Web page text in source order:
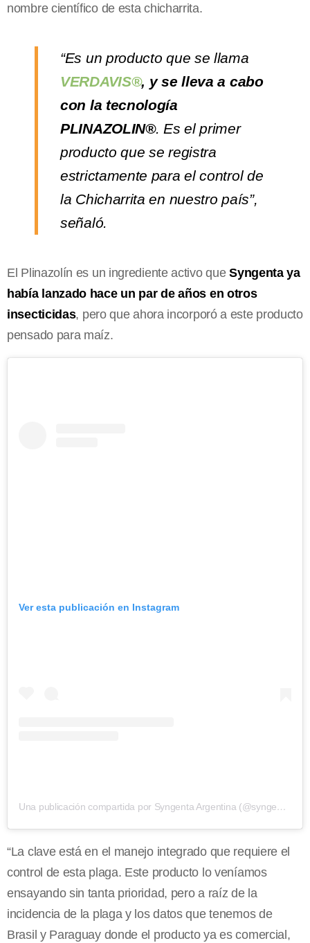
nombre científico de esta chicharrita.
“Es un producto que se llama
VERDAVIS®, y se lleva a cabo
con la tecnología
PLINAZOLIN®. Es el primer
producto que se registra
estrictamente para el control de
la Chicharrita en nuestro país”,
señaló.
El Plinazolín es un ingrediente activo queSyngenta ya
había lanzado hace un par de años en otros
insecticidas, pero que ahora incorporó a este producto
pensado para maíz.
Ver esta publicación en Instagram
Una publicación compartida por Syngenta Argentina (@syngenta_ar)
“La clave está en el manejo integrado que requiere el
control de esta plaga. Este producto lo veníamos
ensayando sin tanta prioridad, pero a raíz de la
incidencia de la plaga y los datos que tenemos de
Brasil y Paraguay donde el producto ya es comercial,